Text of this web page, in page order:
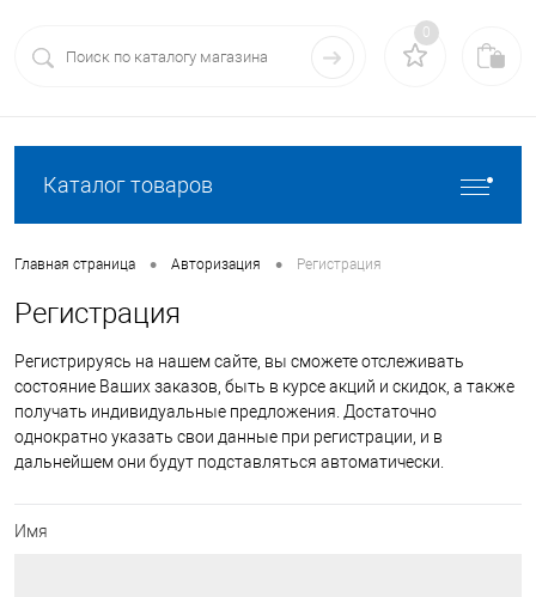
0
Каталог товаров
Главная страница • Авторизация • Регистрация
Регистрация
Регистрируясь на нашем сайте, вы сможете отслеживать
состояние Ваших заказов, быть в курсе акций и скидок, а также
получать индивидуальные предложения. Достаточно
однократно указать свои данные при регистрации, и в
дальнейшем они будут подставляться автоматически.
Имя